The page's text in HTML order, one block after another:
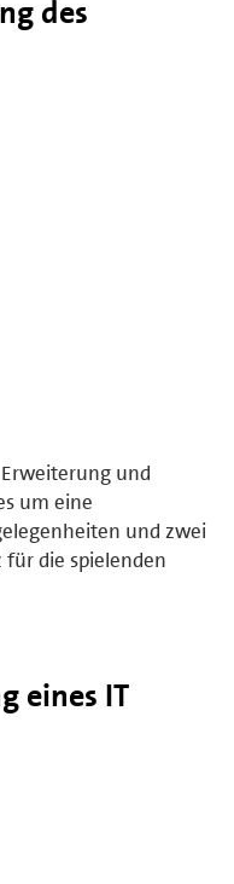
des
und
um eine
und zwei
für die spielenden
eines IT